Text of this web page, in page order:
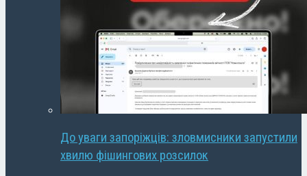
До уваги запоріжців: зловмисники запустили
хвилю фішингових розсилок